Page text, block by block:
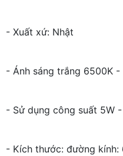
- Xuất xứ: Nhật
- Ánh sáng trắng 6500K -
- Sử dụng công suất 5W -
- Kích thước: đường kính: